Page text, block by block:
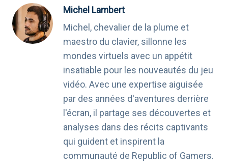
Michel Lambert
Michel, chevalier de la plume et
maestro du clavier, sillonne les
mondes virtuels avec un appétit
insatiable pour les nouveautés du jeu
vidéo. Avec une expertise aiguisée
par des années d'aventures derrière
l'écran, il partage ses découvertes et
analyses dans des récits captivants
qui guident et inspirent la
communauté de Republic of Gamers.